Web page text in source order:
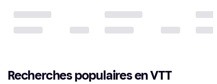
Recherches populaires en VTT